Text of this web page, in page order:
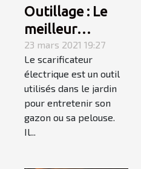
Outillage : Le
meilleur
sacrificateur
électrique pour
votre jardin
23 mars 2021 19:27
Le scarificateur
électrique est un outil
utilisés dans le jardin
pour entretenir son
gazon ou sa pelouse.
Il...